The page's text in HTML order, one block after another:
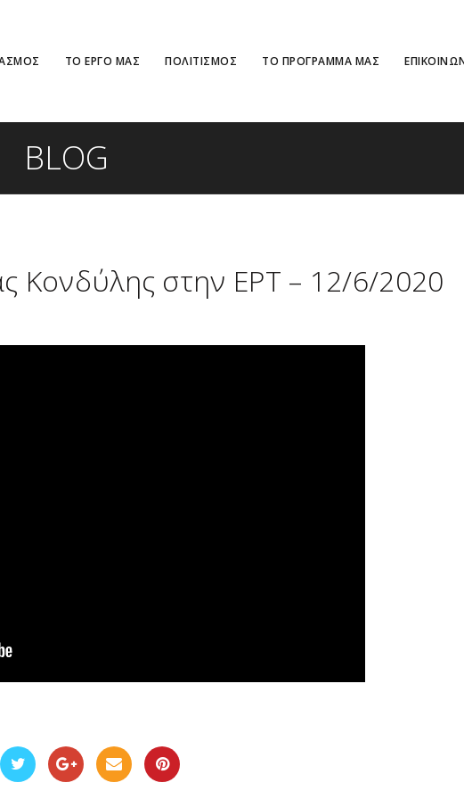
ΤΟ ΕΡΓΟ ΜΑΣ ΠΟΛΙΤΙΣΜΟΣ ΤΟ ΠΡΟΓΡΑΜΜΑ ΜΑΣ
BLOG
Κονδύλης στην ΕΡΤ – 12/6/2020